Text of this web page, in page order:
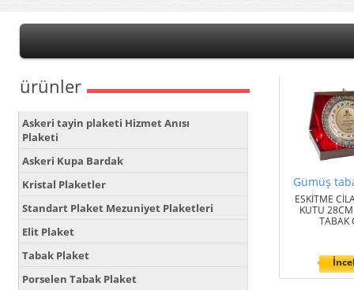
ürünler
Askeri tayin plaketi Hizmet Anısı
Plaketi
Askeri Kupa Bardak
Kristal Plaketler
Standart Plaket Mezuniyet Plaketleri
Elit Plaket
Tabak Plaket
Porselen Tabak Plaket
Gümüş
ESKİTME
KUTU
TABAK